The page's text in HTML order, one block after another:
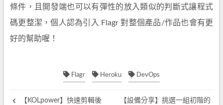
條件，且開發端也可以有彈性的放入類似的判斷式讓程式
碼更整潔，個人認為引入 Flagr 對整個產品/作品也會有更
好的幫助喔！
Flagr Heroku DevOps
【KOLpower】快速剪輯後
【設備分享】挑選一組初階的